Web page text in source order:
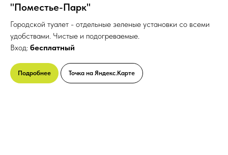
"Поместье-Парк"
Городской туалет - отдельные зеленые установки со всеми
удобствами. Чистые и подогреваемые.
Вход: бесплатный
Подробнее Точка на Яндекс.Карте